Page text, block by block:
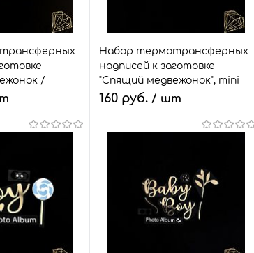
/
Сравнить
Набор термотрансферных
надписей к заготовке
"Спящий медвежонок", mini
160 руб. / шт
В корзину
Быстрый заказ
Сравнить